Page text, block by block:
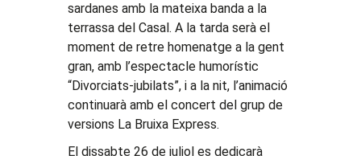
sardanes amb la mateixa banda a la
terrassa del Casal. A la tarda serà el
moment de retre homenatge a la gent
gran, amb l’espectacle humorístic
“Divorciats-jubilats”, i a la nit, l’animació
continuarà amb el concert del grup de
versions La Bruixa Express.
El dissabte 26 de juliol es dedicarà